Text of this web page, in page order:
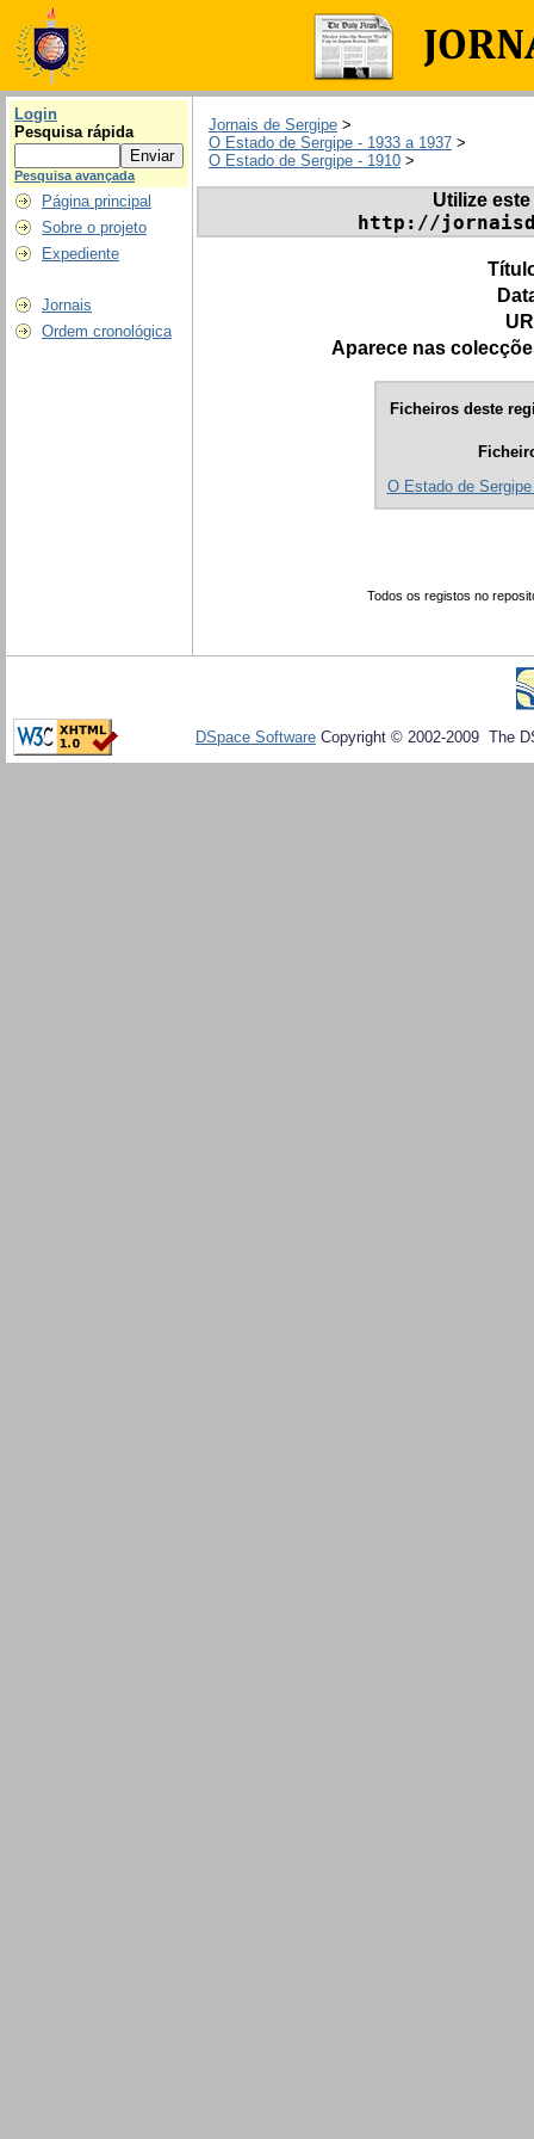
Login
Pesquisa rápida
Pesquisa avançada
Página principal
Sobre o projeto
Expediente
Jornais
Ordem cronológica
Jornais de Sergipe >
O Estado de Sergipe - 1933 a 1937 >
O Estado de Sergipe - 1910 >
Utilize
http://
Aparece nas
Ficheiros deste
O Estado de
Todos os registos no
DSpace Software Copyright © 2002-2009 The